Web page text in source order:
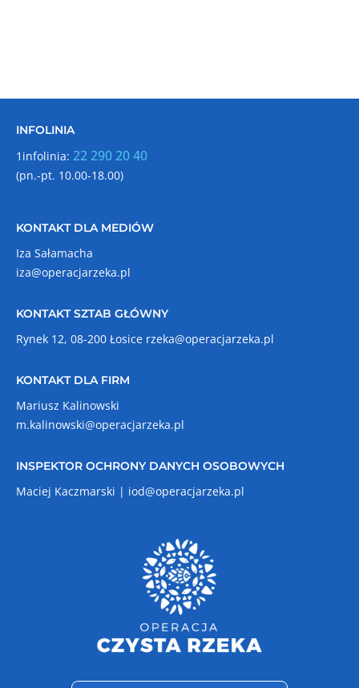
INFOLINIA
1infolinia: 22 290 20 40
(pn.-pt. 10.00-18.00)
KONTAKT DLA MEDIÓW
Iza Sałamacha
iza@operacjarzeka.pl
KONTAKT SZTAB GŁÓWNY
Rynek 12, 08-200 Łosice rzeka@operacjarzeka.pl
KONTAKT DLA FIRM
Mariusz Kalinowski
m.kalinowski@operacjarzeka.pl
INSPEKTOR OCHRONY DANYCH OSOBOWYCH
Maciej Kaczmarski | iod@operacjarzeka.pl